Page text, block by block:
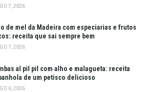
7, 2026
de mel da Madeira com especiarias e frutos
receita que sai sempre bem
7, 2026
al pil pil com alho e malagueta: receita
de um petisco delicioso
6, 2026